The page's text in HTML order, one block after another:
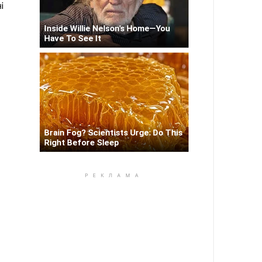
Inside Willie Nelson's Home—You
Have To See It
Brain Fog? Scientists Urge: Do This
Right Before Sleep